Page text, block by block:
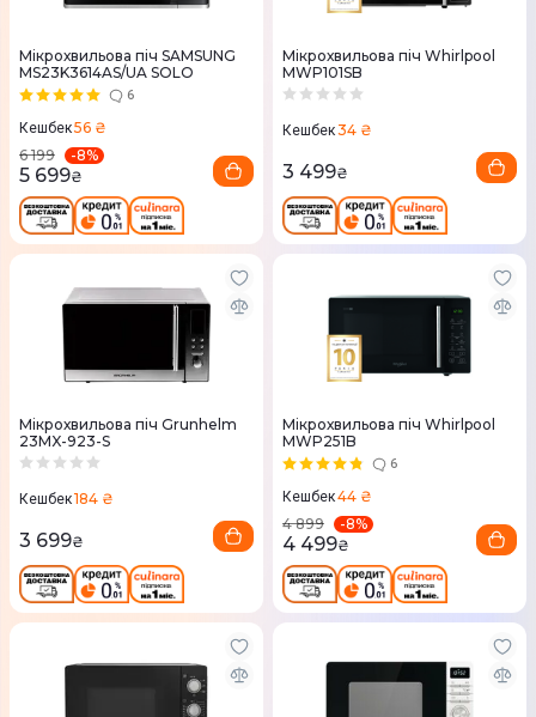
Мікрохвильова піч SAMSUNG
MS23K3614AS/UA SOLO
6
Кешбек56 ₴
6 199
-8%
5 699₴
Мікрохвильова піч Whirlpool
MWP101SB
Кешбек34 ₴
3 499₴
Мікрохвильова піч Grunhelm
23MX-923-S
Кешбек184 ₴
3 699₴
Мікрохвильова піч Whirlpool
MWP251B
6
Кешбек44 ₴
4 899
-8%
4 499₴